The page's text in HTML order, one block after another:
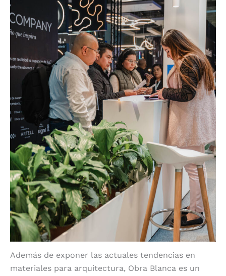
Además de exponer las actuales tendencias en
materiales para arquitectura, Obra Blanca es un